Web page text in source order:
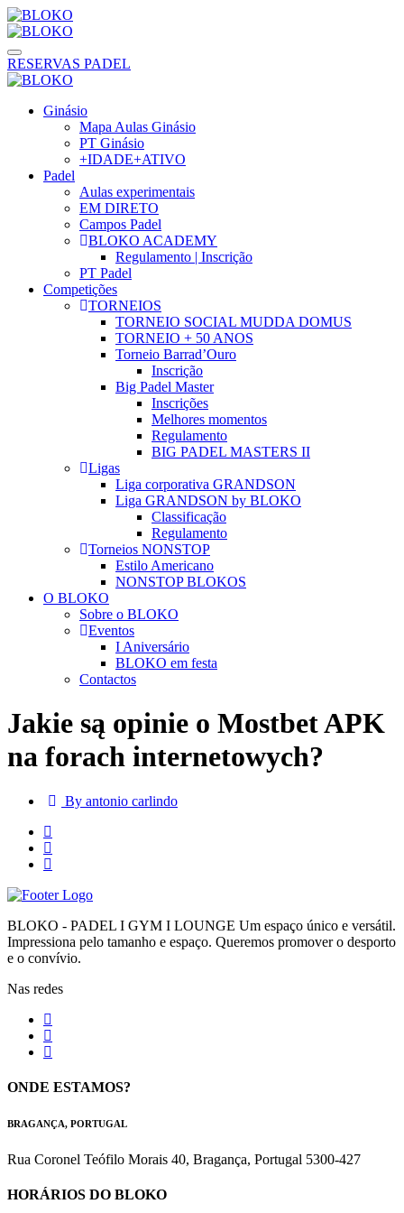
RESERVAS PADEL
Ginásio
Mapa Aulas Ginásio
PT Ginásio
+IDADE+ATIVO
Padel
Aulas experimentais
EM DIRETO
Campos Padel
BLOKO ACADEMY
Regulamento | Inscrição
PT Padel
Competições
TORNEIOS
TORNEIO SOCIAL MUDDA DOMUS
TORNEIO + 50 ANOS
Torneio Barrad’Ouro
Inscrição
Big Padel Master
Inscrições
Melhores momentos
Regulamento
BIG PADEL MASTERS II
Ligas
Liga corporativa GRANDSON
Liga GRANDSON by BLOKO
Classificação
Regulamento
Torneios NONSTOP
Estilo Americano
NONSTOP BLOKOS
O BLOKO
Sobre o BLOKO
Eventos
I Aniversário
BLOKO em festa
Contactos
Jakie są opinie o Mostbet APK
na forach internetowych?
By antonio carlindo
BLOKO - PADEL I GYM I LOUNGE Um espaço único e versátil.
Impressiona pelo tamanho e espaço. Queremos promover o desporto
e o convívio.
Nas redes
ONDE ESTAMOS?
BRAGANÇA, PORTUGAL
Rua Coronel Teófilo Morais 40, Bragança, Portugal 5300-427
HORÁRIOS DO BLOKO